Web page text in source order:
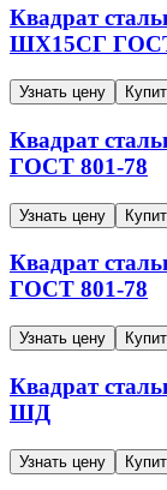
Квадрат
ШХ15СГ
Узнать цену
Квадрат
ГОСТ 801-78
Узнать цену
Квадрат
ГОСТ 801-78
Узнать цену
Квадрат
ШД
Узнать цену